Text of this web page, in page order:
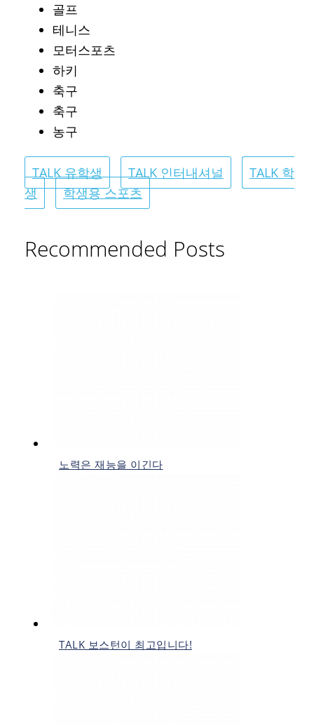
골프
테니스
모터스포츠
하키
축구
축구
농구
TALK 유학생 TALK 인터내셔널
TALK 학
생
학생용 스포츠
Recommended Posts
노력은 재능을 이긴다
TALK 보스턴이 최고입니다!